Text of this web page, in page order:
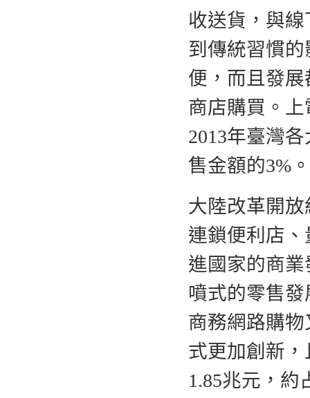
收送貨，與
到傳統習慣
便，而且發
商店購買。
2013年臺灣
售金額的3%。
大陸改革開
連鎖便利店
進國家的商
噴式的零售
商務網路購
式更加創新
1.85兆元，約